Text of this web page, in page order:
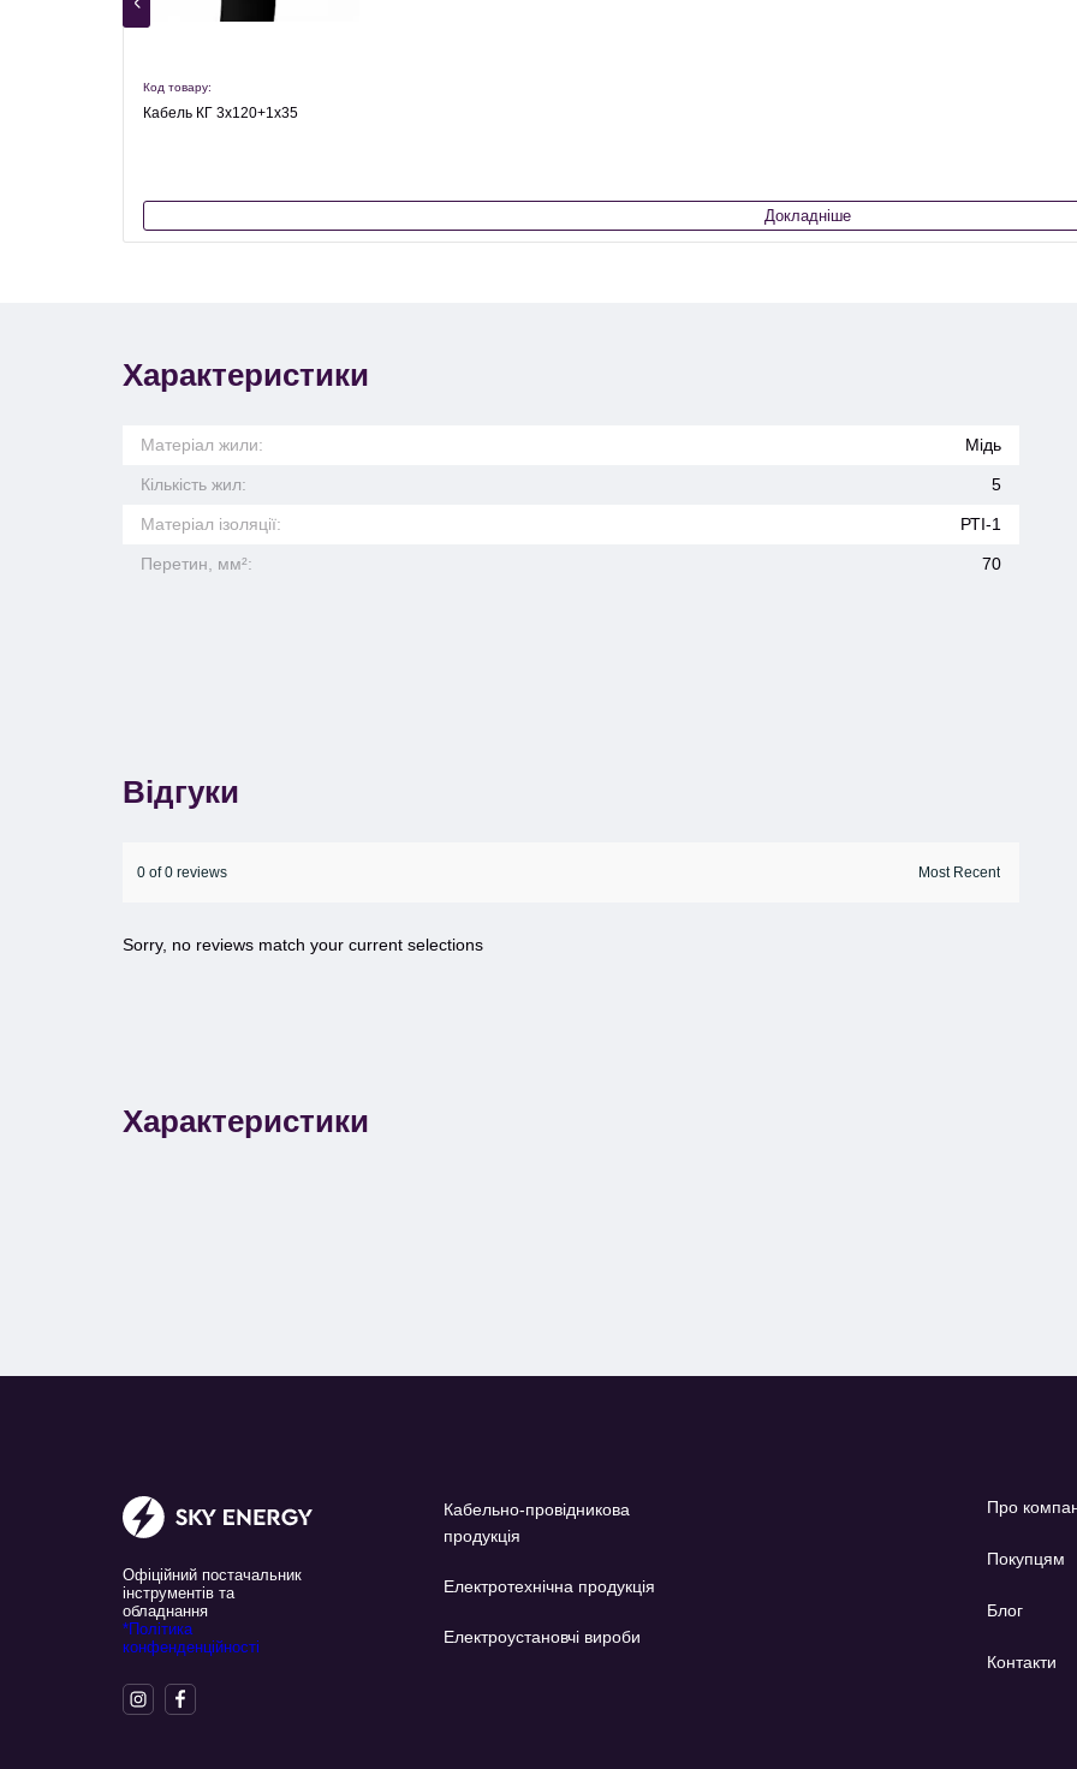
Код товару:
Кабель КГ 3х120+1х35
Докладніше
Характеристики
Матеріал жили: Мідь
Кількість жил: 5
Матеріал ізоляції: РТІ-1
Перетин, мм²: 70
Відгуки
0 of 0 reviews
Sorry, no reviews match your current selections
Характеристики
Офіційний постачальник
інструментів та
обладнання
*Політика
конфенденційності
Кабельно-провідникова
продукція
Електротехнічна продукція
Електроустановчі вироби
Про
Покупцям
Блог
Контакти